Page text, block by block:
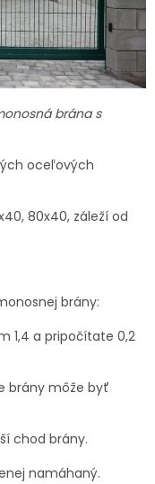
brána s
oceľových
80x40, záleží od
brány:
1,4 a pripočítate 0,2
brány môže byť
chod brány.
namáhaný.